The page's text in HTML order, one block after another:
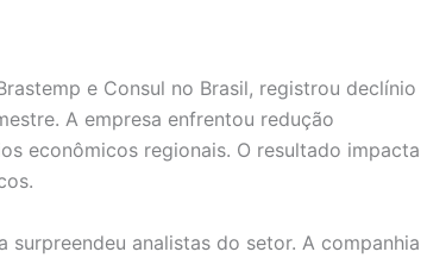
e Consul no Brasil, registrou declínio
A empresa enfrentou redução
econômicos regionais. O resultado impacta
analistas do setor. A companhia